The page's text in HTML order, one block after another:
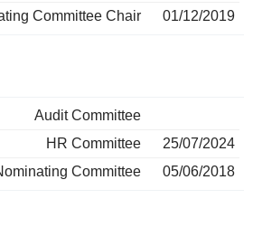
Committee Chair
01/12/2019
Audit Committee
HR Committee
25/07/2024
Committee
05/06/2018